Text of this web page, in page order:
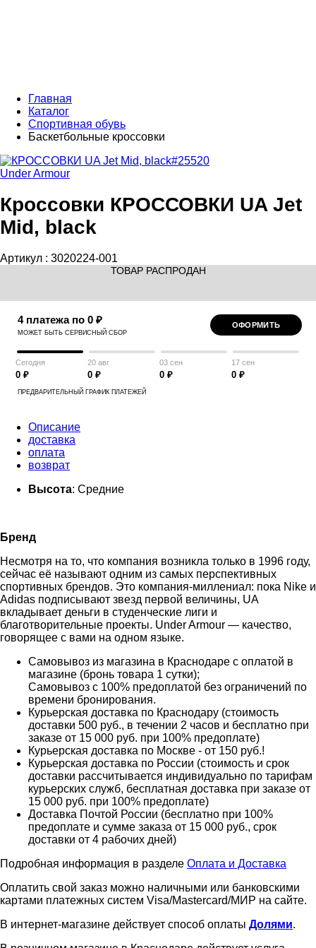
Главная
Каталог
Спортивная обувь
Баскетбольные кроссовки
Under Armour
Кроссовки КРОССОВКИ UA Jet
Mid, black
Артикул : 3020224-001
ТОВАР РАСПРОДАН
4 платежа по 0 ₽
МОЖЕТ БЫТЬ СЕРВИСНЫЙ СБОР
ОФОРМИТЬ
Сегодня
0 ₽
20 авг
0 ₽
03 сен
0 ₽
17 сен
0 ₽
ПРЕДВАРИТЕЛЬНЫЙ ГРАФИК ПЛАТЕЖЕЙ
Описание
доставка
оплата
возврат
Высота: Средние
Бренд
Несмотря на то, что компания возникла только в 1996 году,
сейчас её называют одним из самых перспективных
спортивных брендов. Это компания-миллениал: пока Nike и
Adidas подписывают звезд первой величины, UA
вкладывает деньги в студенческие лиги и
благотворительные проекты. Under Armour — качество,
говорящее с вами на одном языке.
Самовывоз из магазина в Краснодаре с оплатой в
магазине (бронь товара 1 сутки);
Самовывоз с 100% предоплатой без ограничений по
времени бронирования.
Курьерская доставка по Краснодару (стоимость
доставки 500 руб., в течении 2 часов и бесплатно при
заказе от 15 000 руб. при 100% предоплате)
Курьерская доставка по Москве - от 150 руб.!
Курьерская доставка по России (стоимость и срок
доставки рассчитывается индивидуально по тарифам
курьерских служб, бесплатная доставка при заказе от
15 000 руб. при 100% предоплате)
Доставка Почтой России (бесплатно при 100%
предоплате и сумме заказа от 15 000 руб., срок
доставки от 4 рабочих дней)
Подробная информация в разделе Оплата и Доставка
Оплатить свой заказ можно наличными или банковскими
картами платежных систем Visa/Mastercard/МИР на сайте.
В интернет-магазине действует способ оплаты Долями.